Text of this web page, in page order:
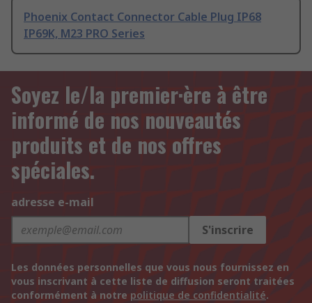
Phoenix Contact Connector Cable Plug IP68
IP69K, M23 PRO Series
Soyez le/la premier·ère à être
informé de nos nouveautés
produits et de nos offres
spéciales.
adresse e-mail
S'inscrire
Les données personnelles que vous nous fournissez en
vous inscrivant à cette liste de diffusion seront traitées
conformément à notre politique de confidentialité.